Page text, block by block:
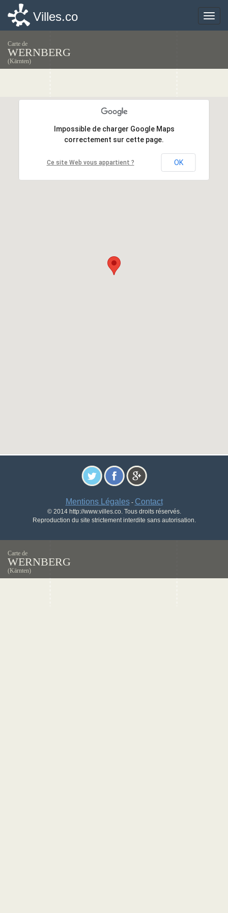
Toggle
Villes.co
Carte de
WERNBERG
(Kärnten)
Impossible de charger Google Maps
correctement sur cette page.
Ce site Web vous appartient ? OK
Impossible de charger Google Maps
correctement sur cette page.
Ce site Web vous appartient ? OK
Mentions Légales- Contact
© 2014 http://www.villes.co. Tous droits réservés.
Reproduction du site strictement interdite sans autorisation.
Toggle
Villes.co
Carte de
WERNBERG
(Kärnten)